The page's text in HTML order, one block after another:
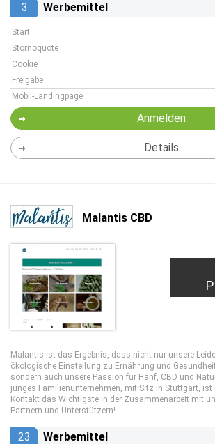
3 Werbemittel
Start
Stornoquote
Cookie
Freigabe
Mobil-Landingpage
Anmelden
Details
Malantis CBD
Malantis ist das Ergebnis, dass nicht nur unsere
ökologische Einstellung zu Ernährung und
sondern auch unsere Passion für Hanf, CBD und
junges Familienunternehmen, mit Sitz in Stuttgart, ist
Kontakt das Wichtigste in der Zusammenarbeit mit
Partnern und Unterstützern!
23 Werbemittel